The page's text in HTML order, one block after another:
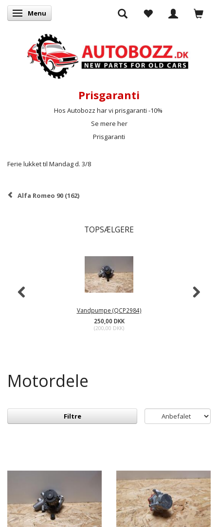
Skifte navigation
Menu
Prisgaranti
Hos Autobozz har vi prisgaranti -10%
Se mere her
Prisgaranti
Ferie lukket til Mandag d. 3/8
Alfa Romeo 90 (162)
TOPSÆLGERE
Vandpumpe (QCP2984)
250,00 DKK
(200,00 DKK)
Motordele
Filtre